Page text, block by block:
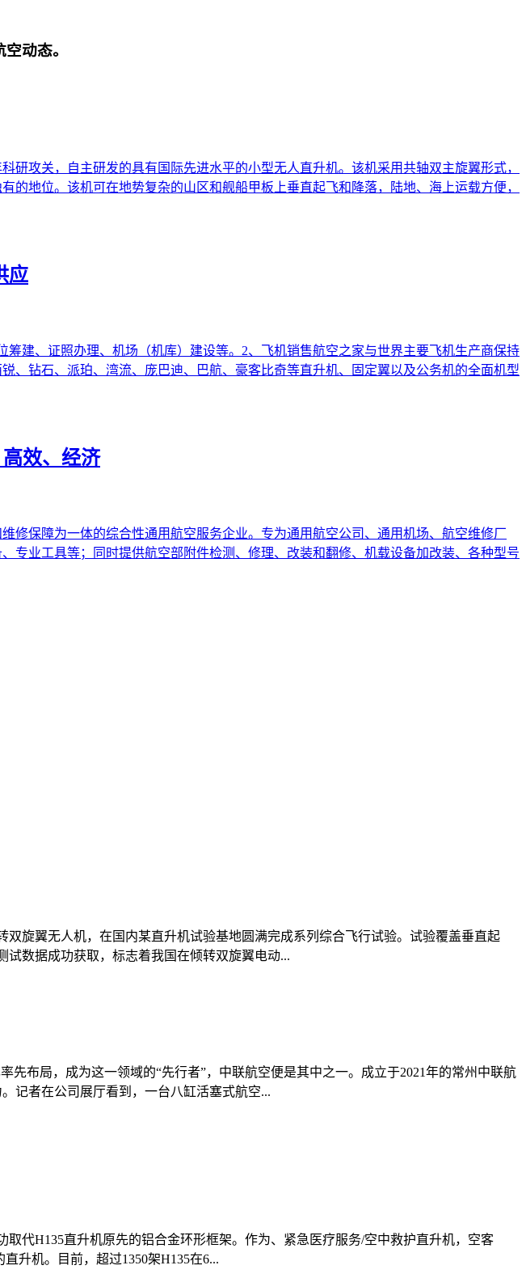
动态。
攻关，自主研发的具有国际先进水平的小型无人直升机。该机采用共轴双主旋翼形式，
地位。该机可在地势复杂的山区和舰船甲板上垂直起飞和降落，陆地、海上运载方便，
应
建、证照办理、机场（机库）建设等。2、飞机销售航空之家与世界主要飞机生产商保持
、钻石、派珀、湾流、庞巴迪、巴航、豪客比奇等直升机、固定翼以及公务机的全面机型
效、经济
修保障为一体的综合性通用航空服务企业。专为通用航空公司、通用机场、航空维修厂
专业工具等；同时提供航空部附件检测、修理、改装和翻修、机载设备加改装、各种型号
旋翼无人机，在国内某直升机试验基地圆满完成系列综合飞行试验。试验覆盖垂直起
数据成功获取，标志着我国在倾转双旋翼电动...
布局，成为这一领域的“先行者”，中联航空便是其中之一。成立于2021年的常州中联航
记者在公司展厅看到，一台八缸活塞式航空...
代H135直升机原先的铝合金环形框架。作为、紧急医疗服务/空中救护直升机，空客
升机。目前，超过1350架H135在6...